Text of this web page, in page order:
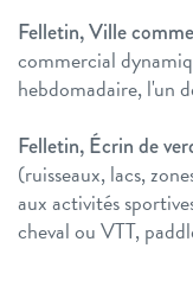
Felletin, Ville
commercial
hebdomadaire, l'un
Felletin, Écrin de
(ruisseaux, lacs,
aux activités
cheval ou VTT,